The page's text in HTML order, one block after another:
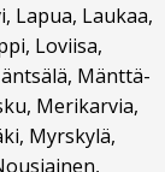
Lapua, Laukaa,
Loviisa,
Mänttä-
Merikarvia,
Myrskylä,